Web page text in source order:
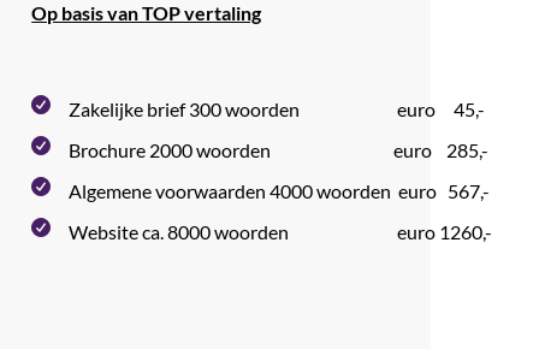
Op basis van TOP vertaling
Zakelijke brief 300 woorden euro 45,-
Brochure 2000 woorden euro 285,-
Algemene voorwaarden 4000 woorden euro 567,-
Website ca. 8000 woorden euro 1260,-